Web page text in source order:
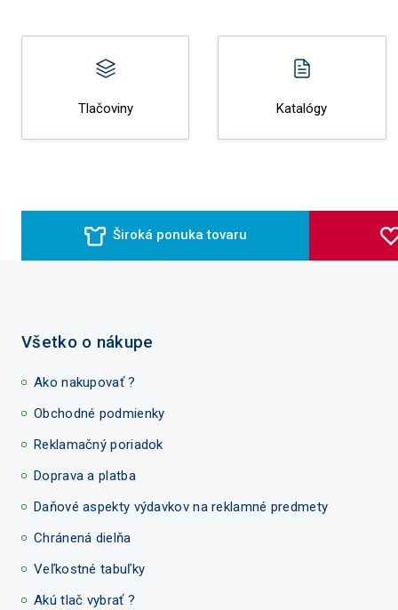
Tlačoviny Katalógy
Široká ponuka tovaru
Všetko o nákupe
Ako nakupovať ?
Obchodné podmienky
Reklamačný poriadok
Doprava a platba
Daňové aspekty výdavkov na reklamné predmety
Chránená dielňa
Veľkostné tabuľky
Akú tlač vybrať ?